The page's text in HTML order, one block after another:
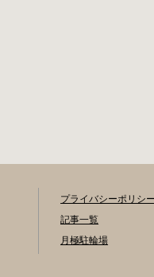
プライバシーポリシー
記事一覧
月極駐輪場